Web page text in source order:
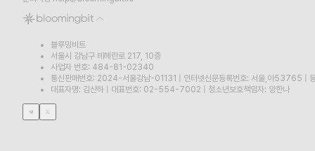
블루밍비트
서울시 강남구 테헤란로 217, 10층
사업자 번호: 484-81-02340
통신판매번호: 2024-서울강남-01131
인터넷신문등록번호: 서울,아53765
대표자명: 김산하
대표번호: 02-554-7002 청소년보호책임자: 양한나